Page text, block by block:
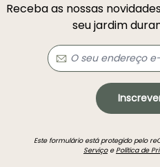
Receba as nossas
seu jardim
Este formulário está protegido pelo
ServiçoePolítica de